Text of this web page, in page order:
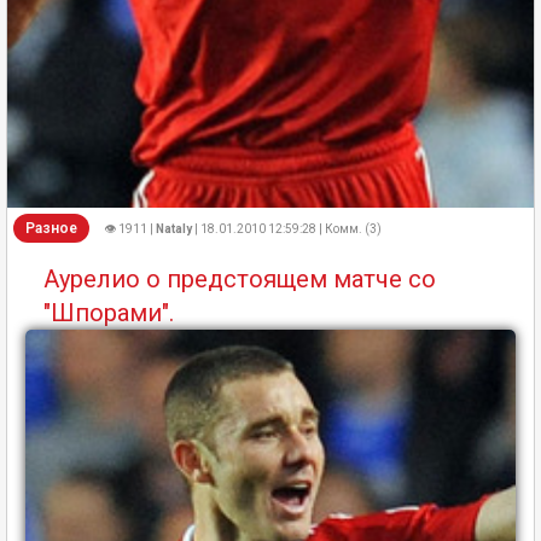
Разное 👁 1911 | Nataly| 18.01.2010 12:59:28 | Комм. (3)
Аурелио о предстоящем матче со
"Шпорами".